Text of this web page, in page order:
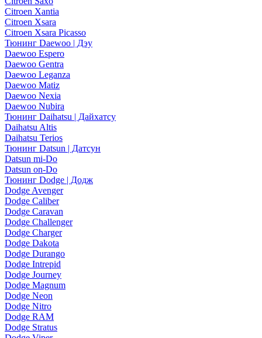
Citroen Xantia
Citroen Xsara
Citroen Xsara Picasso
Тюнинг Daewoo | Дэу
Daewoo Espero
Daewoo Gentra
Daewoo Leganza
Daewoo Matiz
Daewoo Nexia
Daewoo Nubira
Тюнинг Daihatsu | Дайхатсу
Daihatsu Altis
Daihatsu Terios
Тюнинг Datsun | Датсун
Datsun mi-Do
Datsun on-Do
Тюнинг Dodge | Додж
Dodge Avenger
Dodge Caliber
Dodge Caravan
Dodge Challenger
Dodge Charger
Dodge Dakota
Dodge Durango
Dodge Intrepid
Dodge Journey
Dodge Magnum
Dodge Neon
Dodge Nitro
Dodge RAM
Dodge Stratus